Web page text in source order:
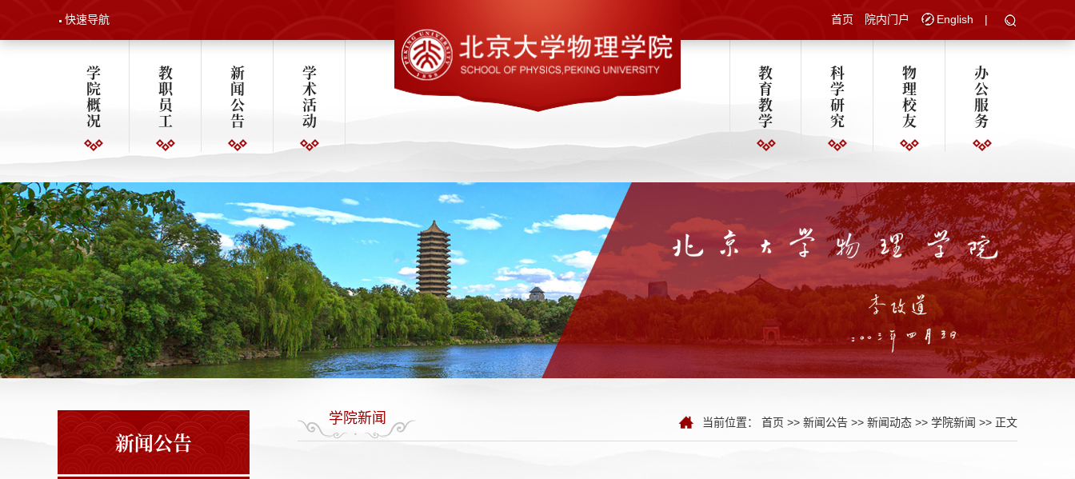
快速导航 首页 院内门户 English |
学
院
概
况
教
职
员
工
新
闻
公
告
学
术
活
动
教
育
教
学
科
学
研
究
物
理
校
友
办
公
服
务
新闻公告
学院新闻 当前位置： 首页 >> 新闻公告 >> 新闻动态 >> 学院新闻 >> 正文